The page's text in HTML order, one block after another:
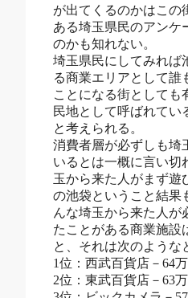
が出てくるのかはこの
ある埼玉県民のアンケ
のかも知れない。
埼玉県民にしてみれば
る商業エリアとして誰
ことになる街としても
民地として呼ばれてい
と考えられる。
消費者層が必ずしも埼
いるとは一概に言い切
玉から来た人がまず遊
の池袋ということ結果
んな埼玉から来た人が
たことがある商業施設
と、それは次のような
1位：西武百貨店－64万
2位：東武百貨店－63万